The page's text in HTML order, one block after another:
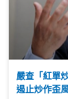
嚴查「紅單
遏止炒作歪